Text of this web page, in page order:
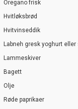
Oregano frisk
Hvitløksbrød
Hvitvinseddik
Labneh gresk yoghurt eller
Lammeskiver
Bagett
Olje
Røde paprikaer